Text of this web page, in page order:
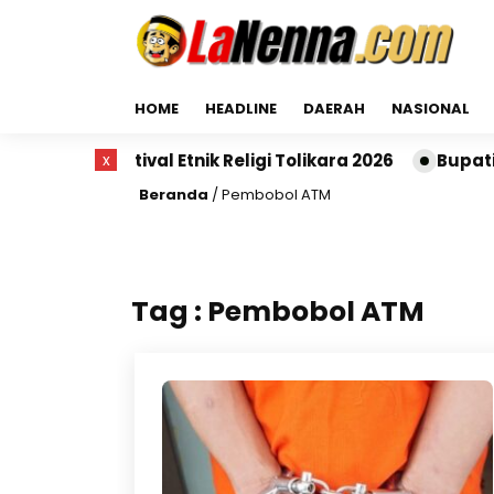
HOME HEADLINE DAERAH NASIONAL
Festival Etnik Religi Tolikara 2026 Bupati
Beranda /Pembobol ATM
Tag : Pembobol ATM
x